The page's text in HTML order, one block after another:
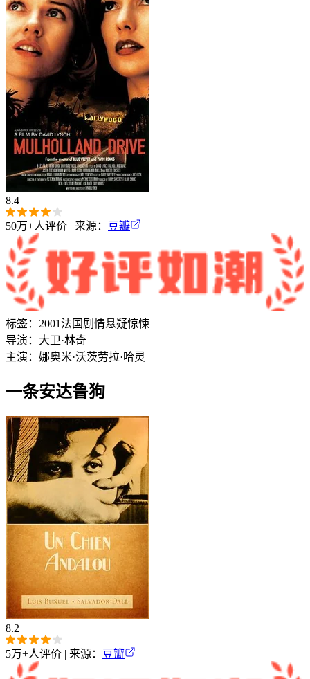
8.4
50万+人评价 | 来源： 豆瓣
标签： 2001法国 剧情悬疑惊悚
导演： 大卫·林奇
主演： 娜奥米·沃茨劳拉·哈灵
一条安达鲁狗
8.2
5万+人评价 | 来源： 豆瓣